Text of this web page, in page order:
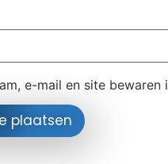
e-mail en site